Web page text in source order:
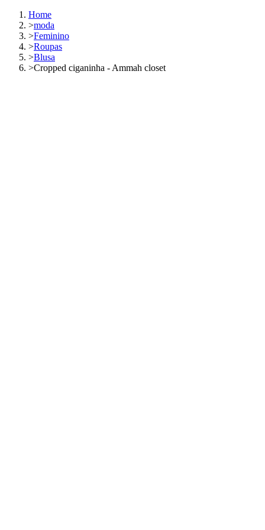
Home
>moda
>Feminino
>Roupas
>Blusa
>Cropped ciganinha - Ammah closet